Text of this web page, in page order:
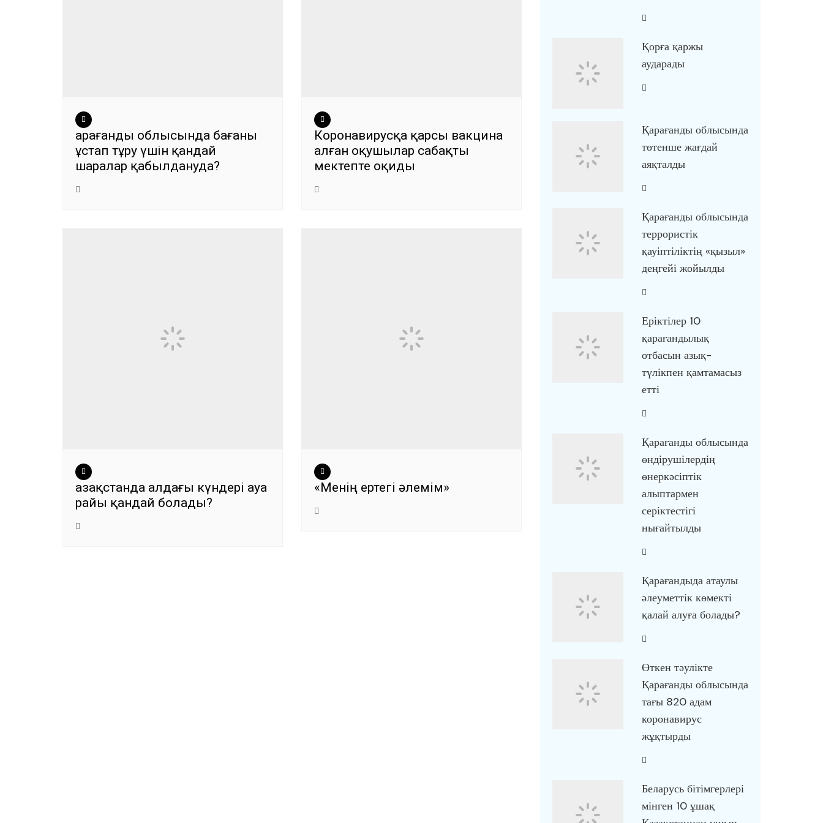
Қарағанды облысында бағаны
ұстап тұру үшін қандай
шаралар қабылдануда?
Коронавирусқа қарсы вакцина
алған оқушылар сабақты
мектепте оқиды
Қазақстанда алдағы күндері ауа
райы қандай болады?
«Менің ертегі әлемім»
Қорға қаржы
аударады
Қарағанды облысында
төтенше жағдай
аяқталды
Қарағанды облысында
террористік
қауіптіліктің «қызыл»
деңгейі жойылды
Еріктілер 10
қарағандылық
отбасын азық-
түлікпен қамтамасыз
етті
Қарағанды облысында
өндірушілердің
өнеркәсіптік
алыптармен
серіктестігі
нығайтылды
Қарағандыда атаулы
әлеуметтік көмекті
қалай алуға болады?
Өткен тәулікте
Қарағанды облысында
тағы 820 адам
коронавирус
жұқтырды
Беларусь бітімгерлері
мінген 10 ұшақ